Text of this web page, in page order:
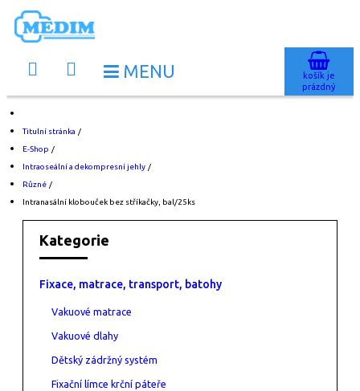
košík je
prázdný
Titulní stránka /
E-Shop /
Intraoseální a dekompresní jehly /
Různé /
Intranasální klobouček bez stříkačky, bal/25ks
Kategorie
Fixace, matrace, transport, batohy
Vakuové matrace
Vakuové dlahy
Dětský zádržný systém
Fixační límce krční páteře